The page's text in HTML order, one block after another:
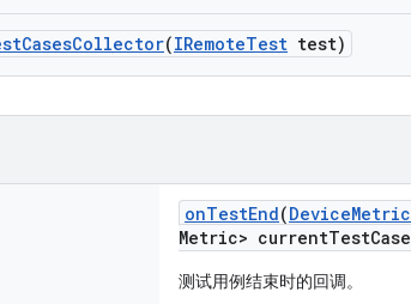
CasesCollector(IRemoteTest test)
onTestEnd(DeviceMetric
Metric> currentTestCase
测试用例结束时的回调。